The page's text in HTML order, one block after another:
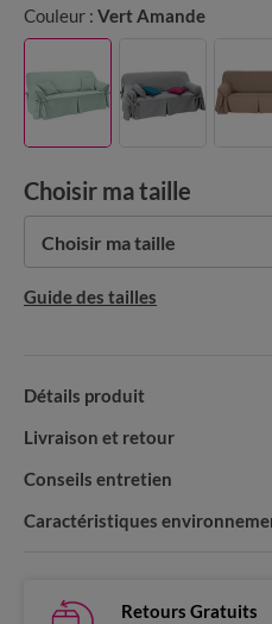
Couleur : Vert Amande
Choisir ma taille
Choisir ma taille
Guide des tailles
Détails produit
Livraison et retour
Conseils entretien
Caractéristiques
Retours Gratuits